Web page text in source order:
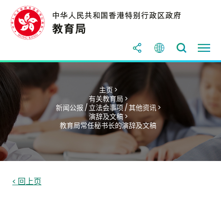
主页 >
有关教育局 >
新闻公报 / 立法会事项 / 其他资讯 >
演辞及文稿 >
教育局常任秘书长的演辞及文稿
< 回上页